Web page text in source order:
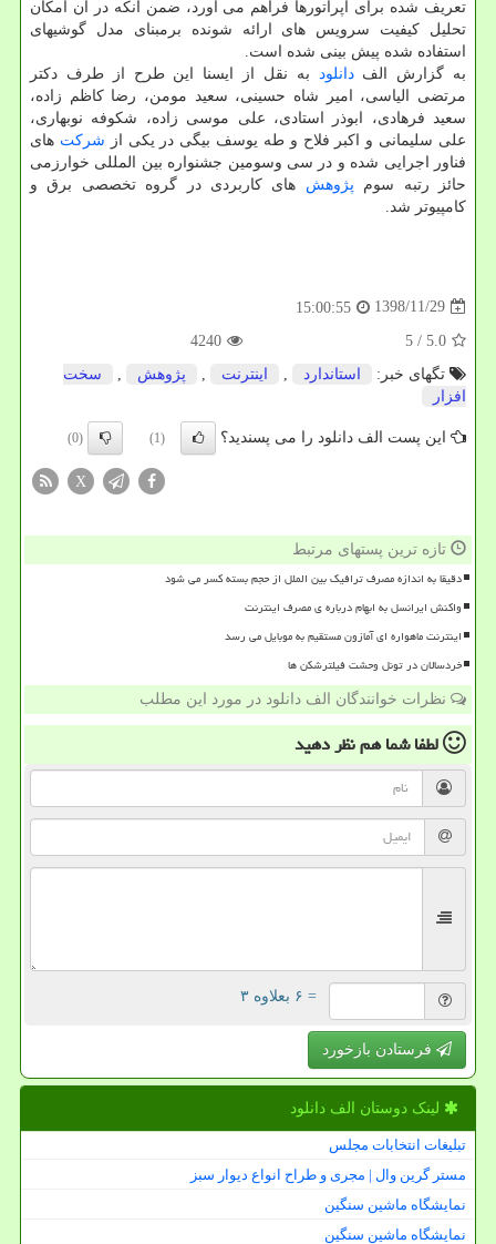
تعریف شده برای اپراتورها فراهم می آورد، ضمن آنكه در آن امكان
تحلیل كیفیت سرویس های ارائه شونده برمبنای مدل گوشیهای
استفاده شده پیش بینی شده است.
به گزارش الفدانلود
به نقل از ایسنا این طرح از طرف دكتر
مرتضی الیاسی، امیر شاه حسینی، سعید مومن، رضا كاظم زاده،
سعید فرهادی، ابوذر استادی، علی موسی زاده، شكوفه نوبهاری،
علی سلیمانی و اكبر فلاح و طه یوسف بیگی در یكی از شركت های
فناور اجرایی شده و در سی وسومین جشنواره بین المللی خوارزمی
حائز رتبه سوم پژوهش های كاربردی در گروه تخصصی برق و
كامپیوتر شد.
1398/11/29
15:00:55
5.0
/ 5
4240
تگهای خبر:
استاندارد اینترنت پژوهش
سخت
افزار
این پست الف دانلود را می پسندید؟ (1)
(0)
X
تازه ترین پستهای مرتبط
دقیقا به اندازه مصرف ترافیک بین الملل از حجم بسته کسر می شود
واکنش ایرانسل به ابهام درباره ی مصرف اینترنت
اینترنت ماهواره ای آمازون مستقیم به موبایل می رسد
خردسالان در تونل وحشت فیلترشکن ها
نظرات خوانندگان الف دانلود در مورد این مطلب
لطفا شما همنظر دهید
= ۶ بعلاوه ۳
فرستادن بازخورد
لینک دوستان الف دانلود
تبلیغات انتخابات مجلس
مستر گرین وال | مجری و طراح انواع دیوار سبز
نمایشگاه ماشین سنگین
نمایشگاه ماشین سنگین